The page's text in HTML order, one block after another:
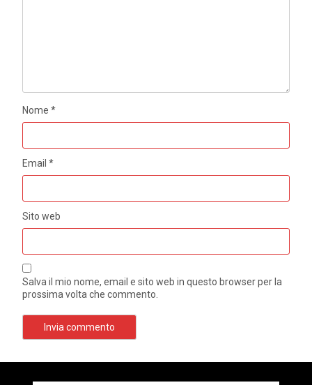
Nome*
Email*
Sito web
Salva il mio nome, email e sito web in questo browser per la
prossima volta che commento.